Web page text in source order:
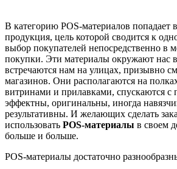
В категорию POS-материалов попадает
продукция, цель которой сводится к
выбор покупателей непосредственно в
покупки. Эти материалы окружают нас
встречаются нам на улицах, призывно
магазинов. Они располагаются на
витринами и прилавками, спускаются с
эффектны, оригинальны, иногда
результативны. И желающих сделать
использовать POS-материалы в своем
больше и больше.
POS-материалы достаточно